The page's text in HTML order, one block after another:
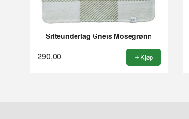
Sitteunderlag Gneis Mosegrønn
290,00 Kjøp